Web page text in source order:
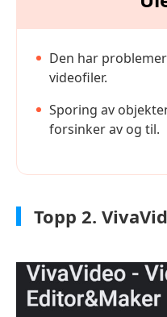
Den har
videofiler.
Sporing av
forsinker av og til.
Topp 2.